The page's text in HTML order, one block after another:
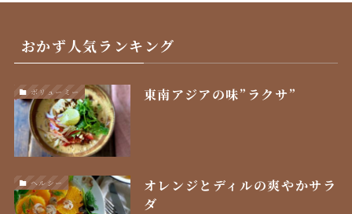
おかず人気ランキング
ボリューミー 東南アジアの味”ラクサ”
ヘルシー
オレンジとディルの爽やかサラ
ダ